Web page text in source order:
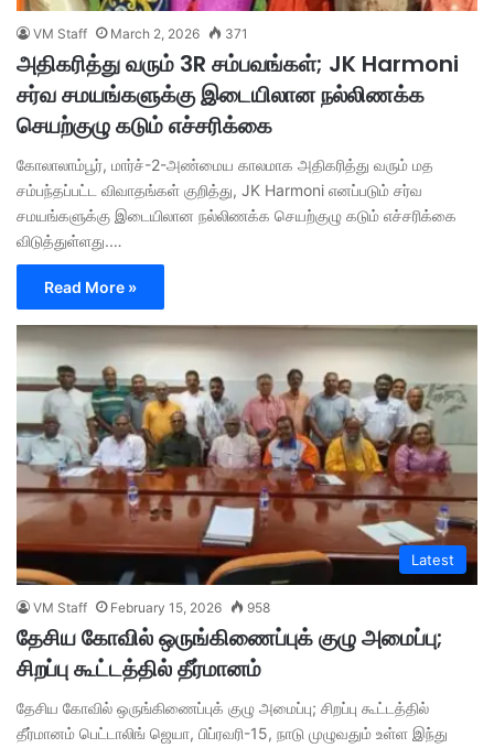
VM Staff March 2, 2026 371
அதிகரித்து வரும் 3R சம்பவங்கள்; JK Harmoni
சர்வ சமயங்களுக்கு இடையிலான நல்லிணக்க
செயற்குழு கடும் எச்சரிக்கை
கோலாலாம்பூர், மார்ச்-2-அண்மைய காலமாக அதிகரித்து வரும் மத
சம்பந்தப்பட்ட விவாதங்கள் குறித்து, JK Harmoni எனப்படும் சர்வ
சமயங்களுக்கு இடையிலான நல்லிணக்க செயற்குழு கடும் எச்சரிக்கை
விடுத்துள்ளது.…
Read More »
Latest
VM Staff February 15, 2026 958
தேசிய கோவில் ஒருங்கிணைப்புக் குழு அமைப்பு;
சிறப்பு கூட்டத்தில் தீர்மானம்
தேசிய கோவில் ஒருங்கிணைப்புக் குழு அமைப்பு; சிறப்பு கூட்டத்தில்
தீர்மானம் பெட்டாலிங் ஜெயா, பிப்ரவரி-15, நாடு முழுவதும் உள்ள இந்து